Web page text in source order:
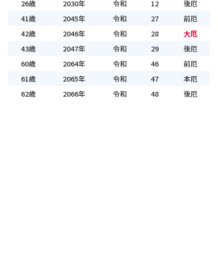
26歳 2030年 令和 12
後厄
41歳
2045年 令和 27
前厄
42歳
2046年 令和 28
大厄
43歳
2047年 令和 29
後厄
60歳
2064年 令和 46
前厄
61歳
2065年 令和 47
本厄
62歳
2066年 令和 48 後厄